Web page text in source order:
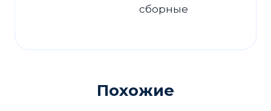
сборные
Похожие